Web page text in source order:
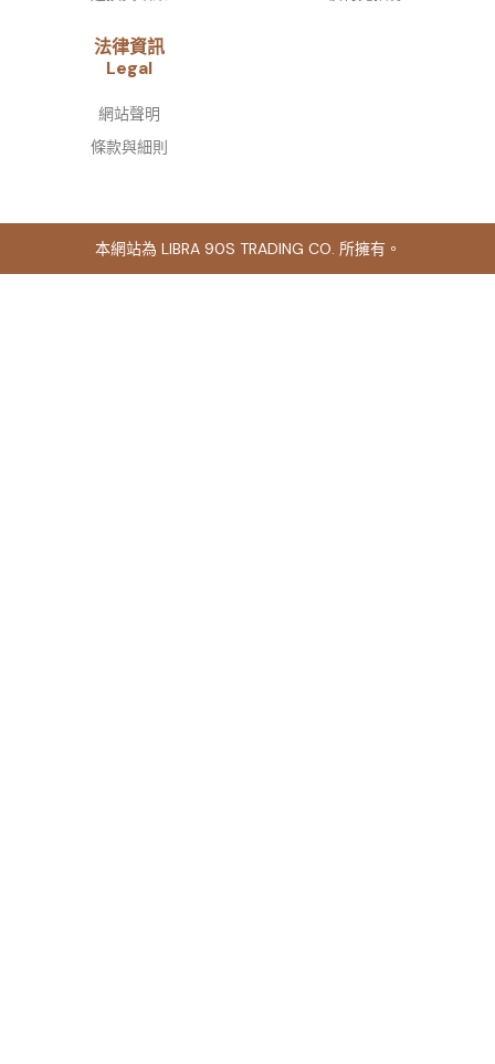
法律資訊
Legal
網站聲明
條款與細則
本網站為 LIBRA 90S TRADING CO. 所擁有。